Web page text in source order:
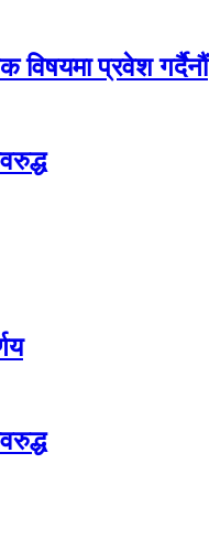
विषयमा प्रवेश गर्दैनौं